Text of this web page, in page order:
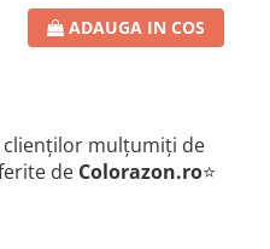
ADAUGA IN COS
clienților mulțumiți de
de Colorazon.ro⭐